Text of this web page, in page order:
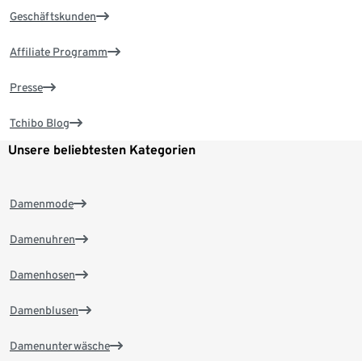
Geschäftskunden
Affiliate Programm
Presse
Tchibo Blog
Unsere beliebtesten Kategorien
Damenmode
Damenuhren
Damenhosen
Damenblusen
Damenunterwäsche